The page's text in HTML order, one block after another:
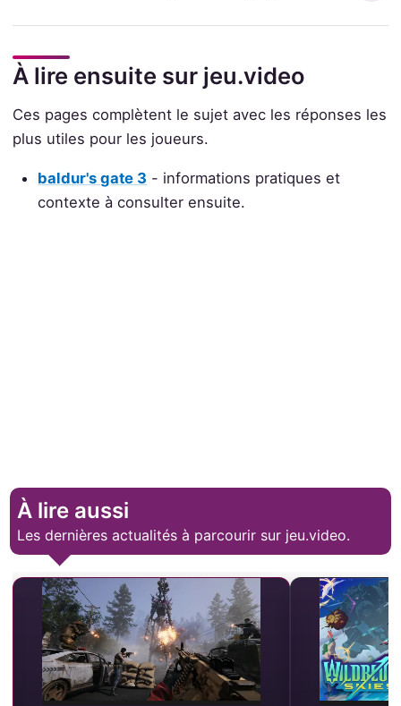
À lire ensuite sur jeu.video
Ces pages complètent le sujet avec les réponses les
plus utiles pour les joueurs.
baldur's gate 3 - informations pratiques et
contexte à consulter ensuite.
À lire aussi
Les dernières actualités à parcourir sur jeu.video.